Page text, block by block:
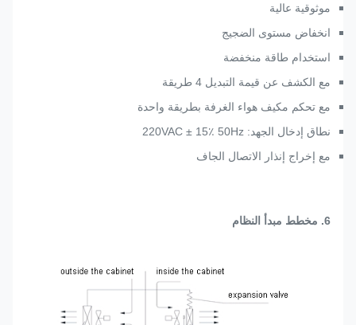
موثوقية عالية
انخفاض مستوى الضجيج
استخدام طاقة منخفضة
مع الكشف عن قيمة التبديل 4 طريقة
مع تحكم مكيف هواء الغرفة بطريقة واحدة
نطاق إدخال الجهد: 220VAC ± 15٪ 50Hz
مع إخراج إنذار الاتصال الجاف
6. مخطط مبدأ النظام